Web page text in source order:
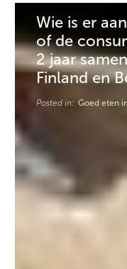
Wie is er
of de
2 jaar
Finland en
Posted in: Goed eten